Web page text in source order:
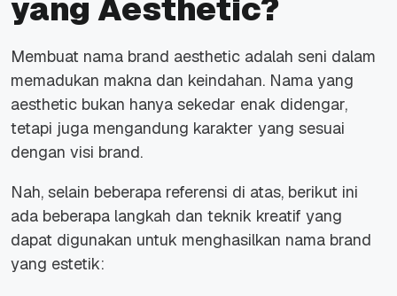
yang Aesthetic?
Membuat nama brand aesthetic adalah seni dalam
memadukan makna dan keindahan. Nama yang
aesthetic bukan hanya sekedar enak didengar,
tetapi juga mengandung karakter yang sesuai
dengan visi brand.
Nah, selain beberapa referensi di atas, berikut ini
ada beberapa langkah dan teknik kreatif yang
dapat digunakan untuk menghasilkan nama brand
yang estetik: